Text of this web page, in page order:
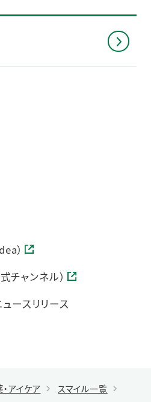
）
チャンネル）
ースリリース
アイケア
スマイル一覧